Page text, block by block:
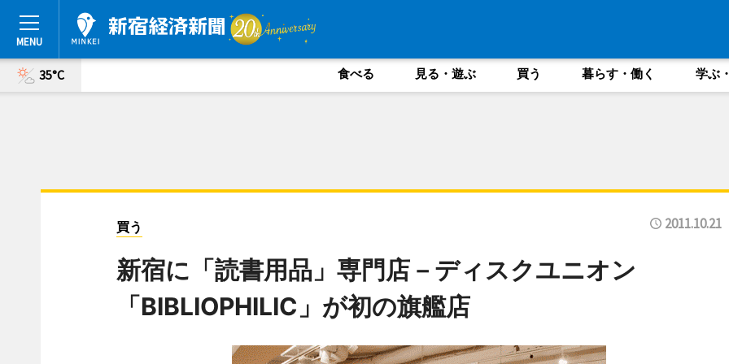
35°C 食べる 見る・遊ぶ 買う 暮らす・働く 学ぶ
買う 2011.10.21
新宿に「読書用品」専門店－ディスクユニオン
「BIBLIOPHILIC」が初の旗艦店